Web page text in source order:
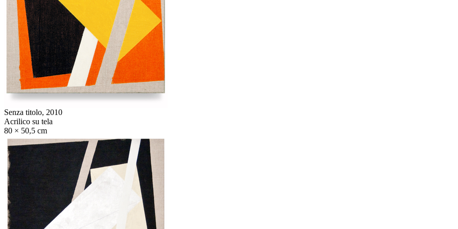
Senza titolo, 2010
Acrilico su tela
80 × 50,5 cm